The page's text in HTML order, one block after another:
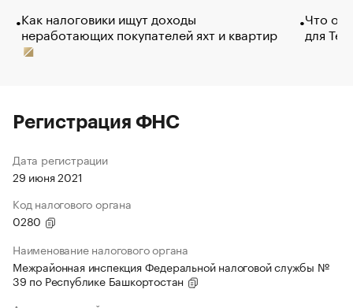
Как налоговики ищут доходы
неработающих покупателей яхт и квартир
Что
для
Регистрация ФНС
Дата регистрации
29 июня 2021
Код налогового органа
0280
Наименование налогового органа
Межрайонная инспекция Федеральной налоговой службы №
39 по Республике Башкортостан